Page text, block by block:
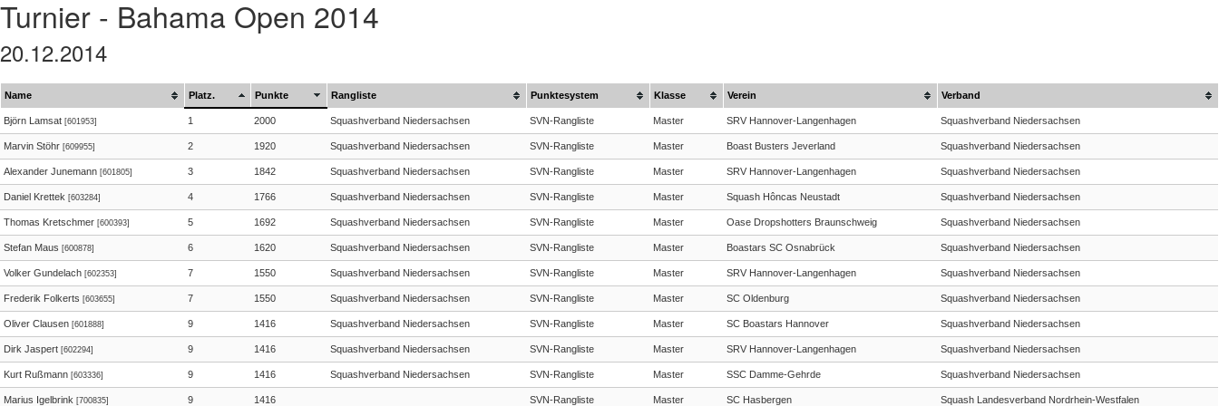
Turnier - Bahama Open 2014
20.12.2014
Name Platz. Punkte Rangliste Punktesystem Klasse Verein Verband
Björn Lamsat [601953] 1 2000 Squashverband Niedersachsen SVN-Rangliste Master SRV Hannover-Langenhagen Squashverband Niedersachsen
Marvin Stöhr [609955] 2 1920 Squashverband Niedersachsen SVN-Rangliste Master Boast Busters Jeverland Squashverband Niedersachsen
Alexander Junemann [601805] 3 1842 Squashverband Niedersachsen SVN-Rangliste Master SRV Hannover-Langenhagen Squashverband Niedersachsen
Daniel Krettek [603284] 4 1766 Squashverband Niedersachsen SVN-Rangliste Master Squash Hôncas Neustadt Squashverband Niedersachsen
Thomas Kretschmer [600393] 5 1692 Squashverband Niedersachsen SVN-Rangliste Master Oase Dropshotters Braunschweig Squashverband Niedersachsen
Stefan Maus [600878] 6 1620 Squashverband Niedersachsen SVN-Rangliste Master Boastars SC Osnabrück Squashverband Niedersachsen
Volker Gundelach [602353] 7 1550 Squashverband Niedersachsen SVN-Rangliste Master SRV Hannover-Langenhagen Squashverband Niedersachsen
Frederik Folkerts [603655] 7 1550 Squashverband Niedersachsen SVN-Rangliste Master SC Oldenburg Squashverband Niedersachsen
Oliver Clausen [601888] 9 1416 Squashverband Niedersachsen SVN-Rangliste Master SC Boastars Hannover Squashverband Niedersachsen
Dirk Jaspert [602294] 9 1416 Squashverband Niedersachsen SVN-Rangliste Master SRV Hannover-Langenhagen Squashverband Niedersachsen
Kurt Rußmann [603336] 9 1416 Squashverband Niedersachsen SVN-Rangliste Master SSC Damme-Gehrde Squashverband Niedersachsen
Marius Igelbrink [700835] 9 1416 SVN-Rangliste Master SC Hasbergen Squash Landesverband Nordrhein-Westfalen